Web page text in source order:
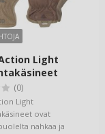
Light
(0)
Light
ovat
nahkaa ja